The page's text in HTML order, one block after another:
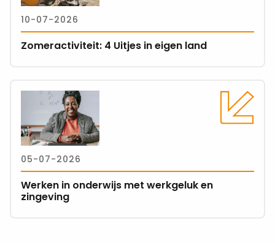
10-07-2026
Zomeractiviteit: 4 Uitjes in eigen land
Uitjes
eigen
05-07-2026
Werken in onderwijs met werkgeluk en
zingeving
Lees
Werken
onderwijs
met
werkgeluk
en